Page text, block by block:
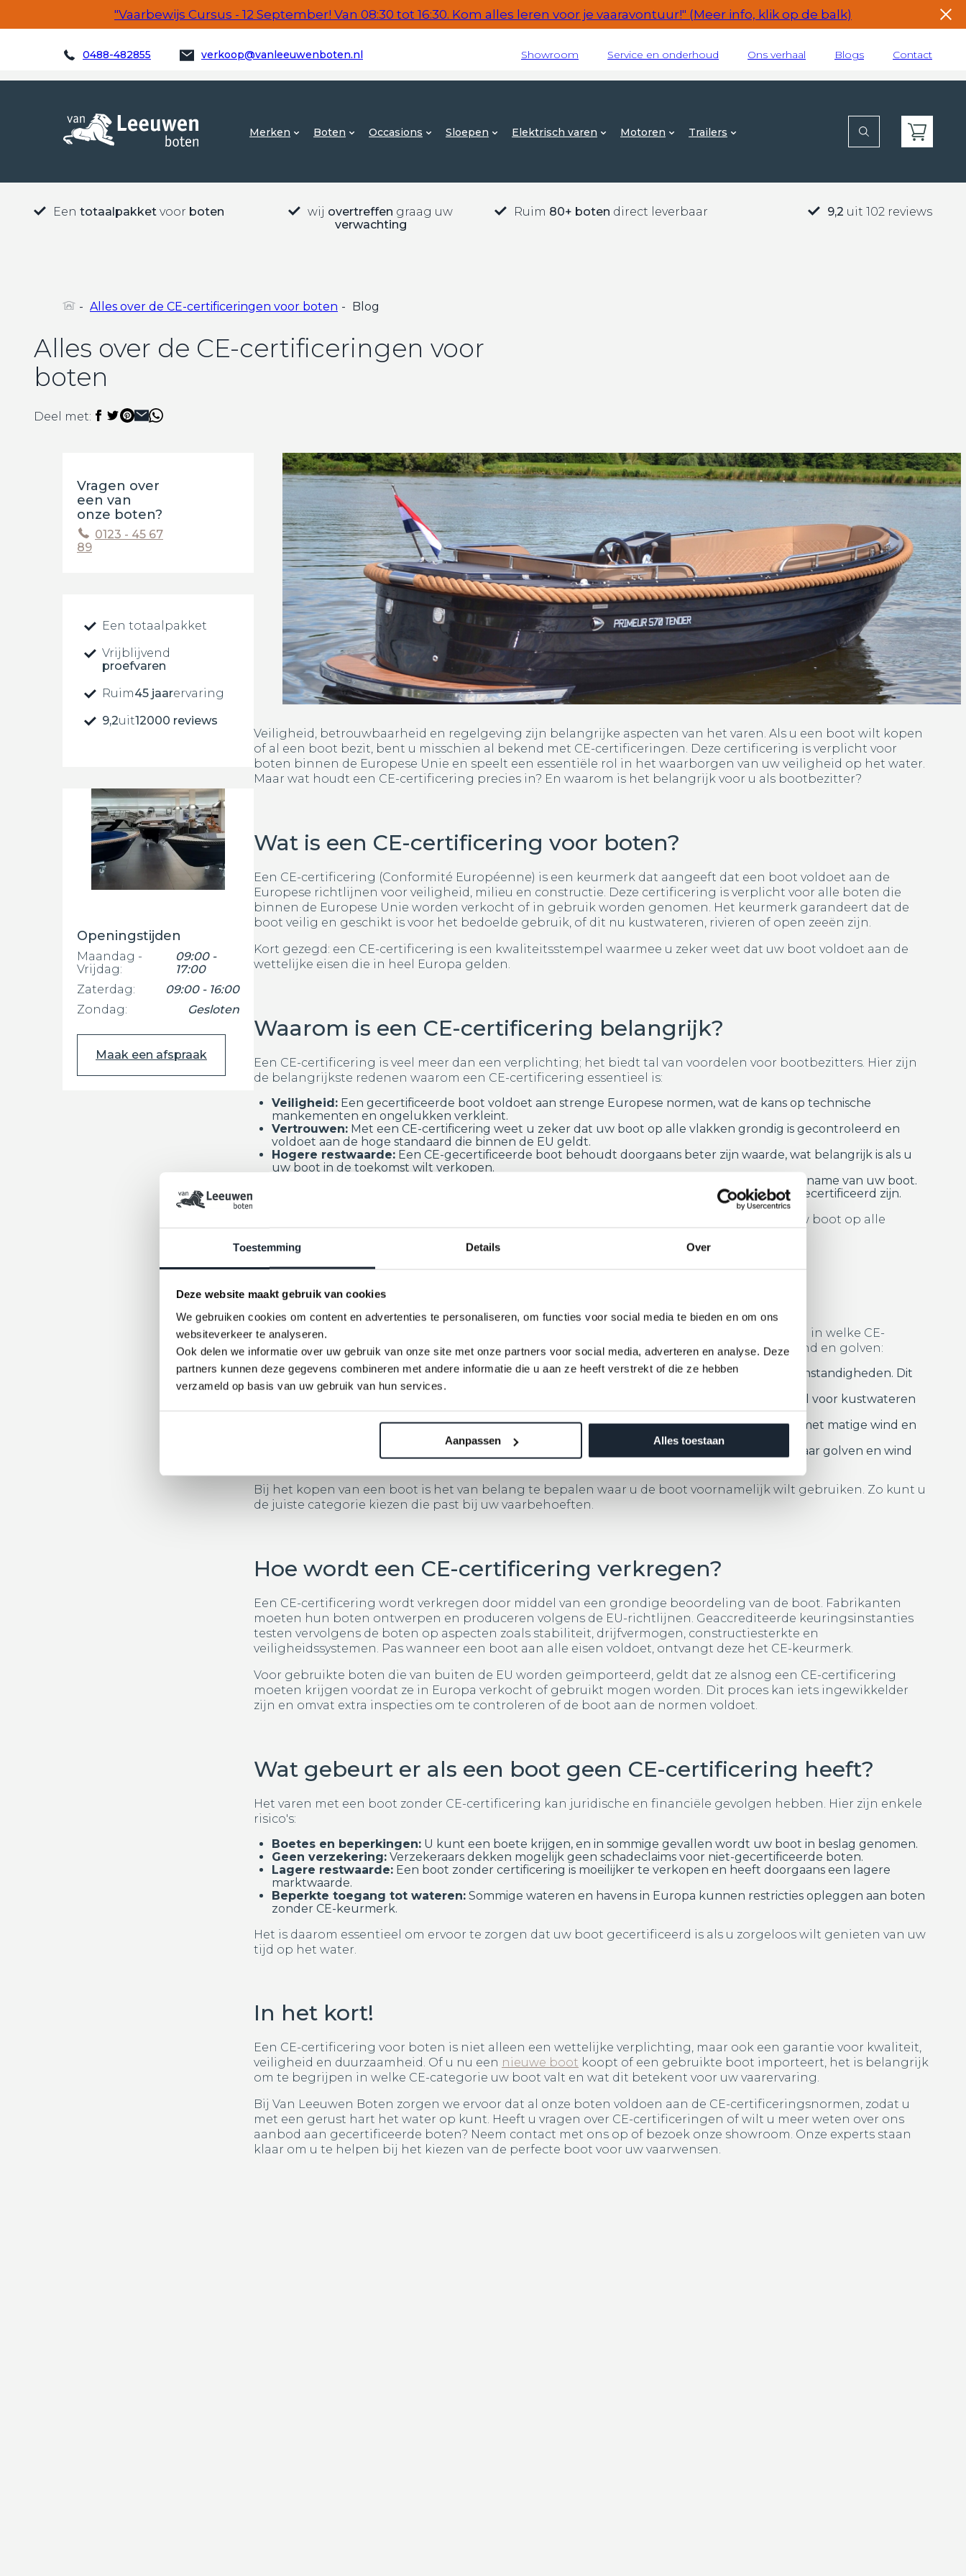
Toestemming Details Over
Deze website maakt gebruik van cookies
We gebruiken cookies om content en advertenties te personaliseren, om functies voor social media te bieden en om ons
websiteverkeer te analyseren.
Ook delen we informatie over uw gebruik van onze site met onze partners voor social media, adverteren en analyse. Deze
partners kunnen deze gegevens combineren met andere informatie die u aan ze heeft verstrekt of die ze hebben
verzameld op basis van uw gebruik van hun services.
Aanpassen Alles toestaan
"Vaarbewijs Cursus - 12 September! Van 08:30 tot 16:30. Kom alles leren voor je vaaravontuur!" (Meer info, klik op de balk)
0488-482855 verkoop@vanleeuwenboten.nl Showroom Service en onderhoud Ons verhaal Blogs Contact
Merken Boten Occasions Sloepen Elektrisch varen Motoren Trailers
Een totaalpakket voor boten wij overtreffen graag uw
verwachting
Ruim 80+ boten direct leverbaar 9,2 uit 102 reviews
- Alles over de CE-certificeringen voor boten - Blog
Alles over de CE-certificeringen voor
boten
Deel met:
Vragen over
een van
onze boten?
0123 - 45 67
89
Een totaalpakket
Vrijblijvend
proefvaren
Ruim45 jaarervaring
9,2uit12000 reviews
Openingstijden
Maandag -
Vrijdag:
09:00 -
17:00
Zaterdag:
09:00 - 16:00
Zondag:
Gesloten
Maak een afspraak
Veiligheid, betrouwbaarheid en regelgeving zijn belangrijke aspecten van het varen. Als u een boot wilt kopen
of al een boot bezit, bent u misschien al bekend met CE-certificeringen. Deze certificering is verplicht voor
boten binnen de Europese Unie en speelt een essentiële rol in het waarborgen van uw veiligheid op het water.
Maar wat houdt een CE-certificering precies in? En waarom is het belangrijk voor u als bootbezitter?
Wat is een CE-certificering voor boten?
Een CE-certificering (Conformité Européenne) is een keurmerk dat aangeeft dat een boot voldoet aan de
Europese richtlijnen voor veiligheid, milieu en constructie. Deze certificering is verplicht voor alle boten die
binnen de Europese Unie worden verkocht of in gebruik worden genomen. Het keurmerk garandeert dat de
boot veilig en geschikt is voor het bedoelde gebruik, of dit nu kustwateren, rivieren of open zeeën zijn.
Kort gezegd: een CE-certificering is een kwaliteitsstempel waarmee u zeker weet dat uw boot voldoet aan de
wettelijke eisen die in heel Europa gelden.
Waarom is een CE-certificering belangrijk?
Een CE-certificering is veel meer dan een verplichting; het biedt tal van voordelen voor bootbezitters. Hier zijn
de belangrijkste redenen waarom een CE-certificering essentieel is:
Veiligheid: Een gecertificeerde boot voldoet aan strenge Europese normen, wat de kans op technische
mankementen en ongelukken verkleint.
Vertrouwen: Met een CE-certificering weet u zeker dat uw boot op alle vlakken grondig is gecontroleerd en
voldoet aan de hoge standaard die binnen de EU geldt.
Hogere restwaarde: Een CE-gecertificeerde boot behoudt doorgaans beter zijn waarde, wat belangrijk is als u
uw boot in de toekomst wilt verkopen.
Zonder certificering riskeert u boetes, een vaarverbod of zelfs inbeslagname van uw boot.
Veel verzekeringsmaatschappijen dekken alleen boten die CE-gecertificeerd zijn.
Kortom, een CE-certificering geeft u niet alleen gemoedsrust, maar zorgt er ook voor dat uw boot op alle
Welke categorieën CE-certificeringen zijn er?
Niet elke boot is geschikt voor alle vaaromstandigheden. Daarom is het belangrijk te weten in welke CE-
categorie uw boot valt. De categorieën zijn gebaseerd op de mate van blootstelling aan wind en golven:
Categorie A – Oceanen:Geschikt voor lange reizen op volle zee, zelfs onder zware weersomstandigheden. Dit
zijn de meest robuuste boten, ontworpen voor avonturiers.
Geschikt voor open water met stevige wind en golven tot 4 meter. Ideaal voor kustwateren
en langere tochten.
Categorie C – Kustwateren:Ontworpen voor varen op meren, rivieren en dicht bij de kust met matige wind en
Geschikt voor rustig water zoals kanalen en kleine meren, waar golven en wind
Bij het kopen van een boot is het van belang te bepalen waar u de boot voornamelijk wilt gebruiken. Zo kunt u
de juiste categorie kiezen die past bij uw vaarbehoeften.
Hoe wordt een CE-certificering verkregen?
Een CE-certificering wordt verkregen door middel van een grondige beoordeling van de boot. Fabrikanten
moeten hun boten ontwerpen en produceren volgens de EU-richtlijnen. Geaccrediteerde keuringsinstanties
testen vervolgens de boten op aspecten zoals stabiliteit, drijfvermogen, constructiesterkte en
veiligheidssystemen. Pas wanneer een boot aan alle eisen voldoet, ontvangt deze het CE-keurmerk.
Voor gebruikte boten die van buiten de EU worden geïmporteerd, geldt dat ze alsnog een CE-certificering
moeten krijgen voordat ze in Europa verkocht of gebruikt mogen worden. Dit proces kan iets ingewikkelder
zijn en omvat extra inspecties om te controleren of de boot aan de normen voldoet.
Wat gebeurt er als een boot geen CE-certificering heeft?
Het varen met een boot zonder CE-certificering kan juridische en financiële gevolgen hebben. Hier zijn enkele
risico's:
Boetes en beperkingen: U kunt een boete krijgen, en in sommige gevallen wordt uw boot in beslag genomen.
Geen verzekering: Verzekeraars dekken mogelijk geen schadeclaims voor niet-gecertificeerde boten.
Lagere restwaarde: Een boot zonder certificering is moeilijker te verkopen en heeft doorgaans een lagere
marktwaarde.
Beperkte toegang tot wateren: Sommige wateren en havens in Europa kunnen restricties opleggen aan boten
zonder CE-keurmerk.
Het is daarom essentieel om ervoor te zorgen dat uw boot gecertificeerd is als u zorgeloos wilt genieten van uw
tijd op het water.
In het kort!
Een CE-certificering voor boten is niet alleen een wettelijke verplichting, maar ook een garantie voor kwaliteit,
veiligheid en duurzaamheid. Of u nu een nieuwe boot koopt of een gebruikte boot importeert, het is belangrijk
om te begrijpen in welke CE-categorie uw boot valt en wat dit betekent voor uw vaarervaring.
Bij Van Leeuwen Boten zorgen we ervoor dat al onze boten voldoen aan de CE-certificeringsnormen, zodat u
met een gerust hart het water op kunt. Heeft u vragen over CE-certificeringen of wilt u meer weten over ons
aanbod aan gecertificeerde boten? Neem contact met ons op of bezoek onze showroom. Onze experts staan
klaar om u te helpen bij het kiezen van de perfecte boot voor uw vaarwensen.